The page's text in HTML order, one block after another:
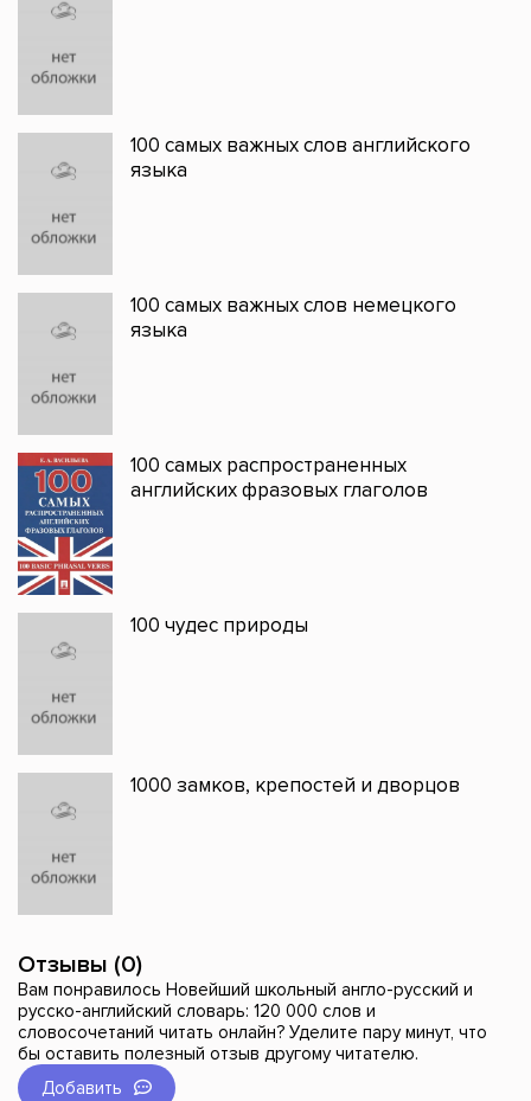
100 самых важных слов английского
языка
100 самых важных слов немецкого
языка
100 самых распространенных
английских фразовых глаголов
100 чудес природы
1000 замков, крепостей и дворцов
Отзывы (0)
Вам понравилось Новейший школьный англо-русский и
русско-английский словарь: 120 000 слов и
словосочетаний читать онлайн? Уделите пару минут, что
бы оставить полезный отзыв другому читателю.
Добавить